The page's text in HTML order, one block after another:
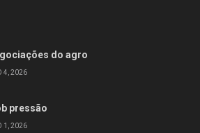
do agro
4, 2026
pressão
1, 2026